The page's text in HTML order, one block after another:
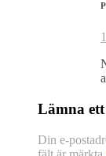
Lämna
Din e-